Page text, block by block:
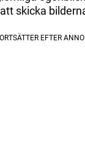
skicka